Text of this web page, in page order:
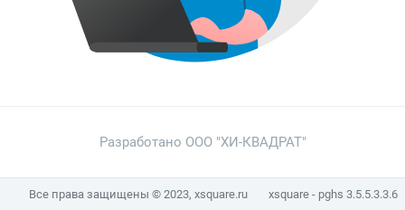
Разработано ООО "ХИ-КВАДРАТ"
Все права защищены © 2023, xsquare.ru xsquare - pghs 3.5.5.3.3.6